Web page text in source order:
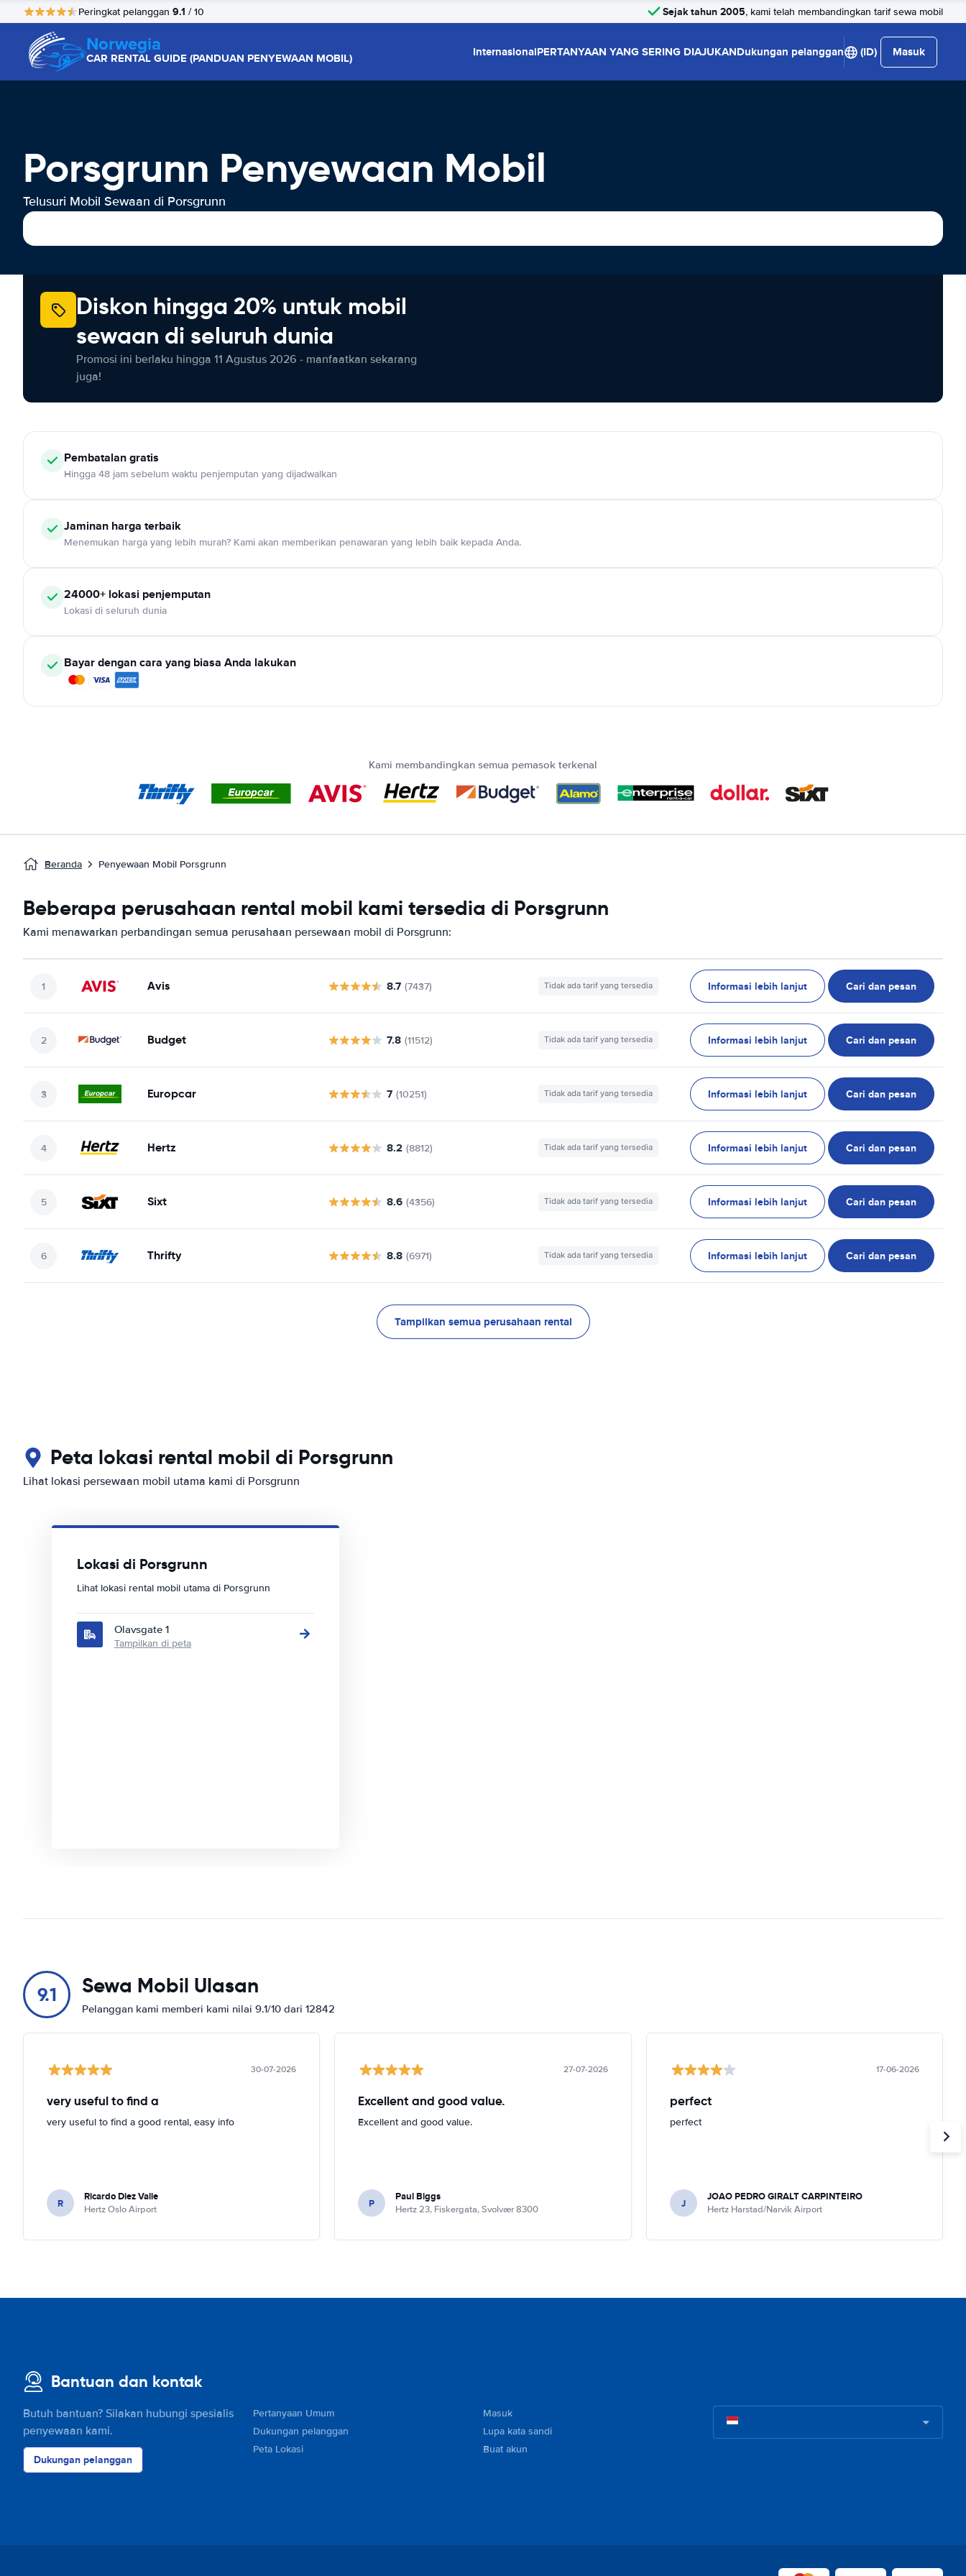
Peringkat pelanggan 9.1 / 10 Sejak tahun 2005, kami telah membandingkan tarif sewa mobil
Norwegia
CAR RENTAL GUIDE (PANDUAN PENYEWAAN MOBIL) InternasionalPERTANYAAN YANG SERING DIAJUKANDukungan pelanggan (ID) Masuk
Porsgrunn Penyewaan Mobil
Telusuri Mobil Sewaan di Porsgrunn
Diskon hingga 20% untuk mobil
sewaan di seluruh dunia
Promosi ini berlaku hingga 11 Agustus 2026 - manfaatkan sekarang
juga!
Pembatalan gratis
Hingga 48 jam sebelum waktu penjemputan yang dijadwalkan
Jaminan harga terbaik
Menemukan harga yang lebih murah? Kami akan memberikan penawaran yang lebih baik kepada Anda.
24000+ lokasi penjemputan
Lokasi di seluruh dunia
Bayar dengan cara yang biasa Anda lakukan
Kami membandingkan semua pemasok terkenal
Beranda Penyewaan Mobil Porsgrunn
Beberapa perusahaan rental mobil kami tersedia di Porsgrunn
Kami menawarkan perbandingan semua perusahaan persewaan mobil di Porsgrunn:
Avis 8.7 (7437) Tidak ada tarif yang tersedia Informasi lebih lanjut Cari dan pesan
Budget 7.8 (11512) Tidak ada tarif yang tersedia Informasi lebih lanjut Cari dan pesan
Europcar 7 (10251) Tidak ada tarif yang tersedia Informasi lebih lanjut Cari dan pesan
Hertz 8.2 (8812) Tidak ada tarif yang tersedia Informasi lebih lanjut Cari dan pesan
Sixt 8.6 (4356) Tidak ada tarif yang tersedia Informasi lebih lanjut Cari dan pesan
Thrifty 8.8 (6971) Tidak ada tarif yang tersedia Informasi lebih lanjut Cari dan pesan
Tampilkan semua perusahaan rental
Peta lokasi rental mobil di Porsgrunn
Lihat lokasi persewaan mobil utama kami di Porsgrunn
Lokasi di Porsgrunn
Lihat lokasi rental mobil utama di Porsgrunn
Olavsgate 1
Tampilkan di peta
9.1 Sewa Mobil Ulasan
Pelanggan kami memberi kami nilai 9.1/10 dari 12842
30-07-2026
very useful to find a
very useful to find a good rental, easy info
R Ricardo Diez Valle
Hertz Oslo Airport
27-07-2026
Excellent and good value.
Excellent and good value.
P Paul Biggs
Hertz 23, Fiskergata, Svolvær 8300
17-06-2026
perfect
perfect
J JOAO PEDRO GIRALT CARPINTEIRO
Hertz Harstad/Narvik Airport
Bantuan dan kontak
Butuh bantuan? Silakan hubungi spesialis
penyewaan kami.
Dukungan pelanggan
Pertanyaan Umum
Dukungan pelanggan
Peta Lokasi
Masuk
Lupa kata sandi
Buat akun